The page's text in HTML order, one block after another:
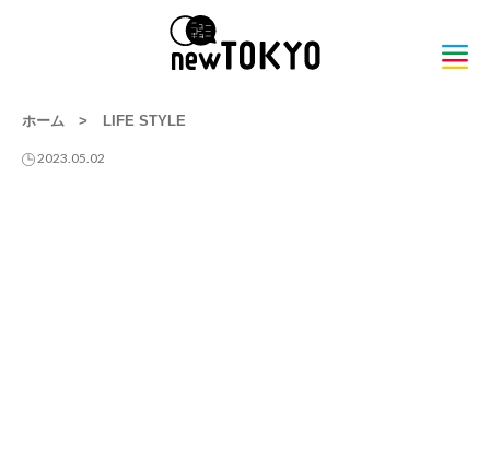
ホーム > LIFE STYLE
2023.05.02